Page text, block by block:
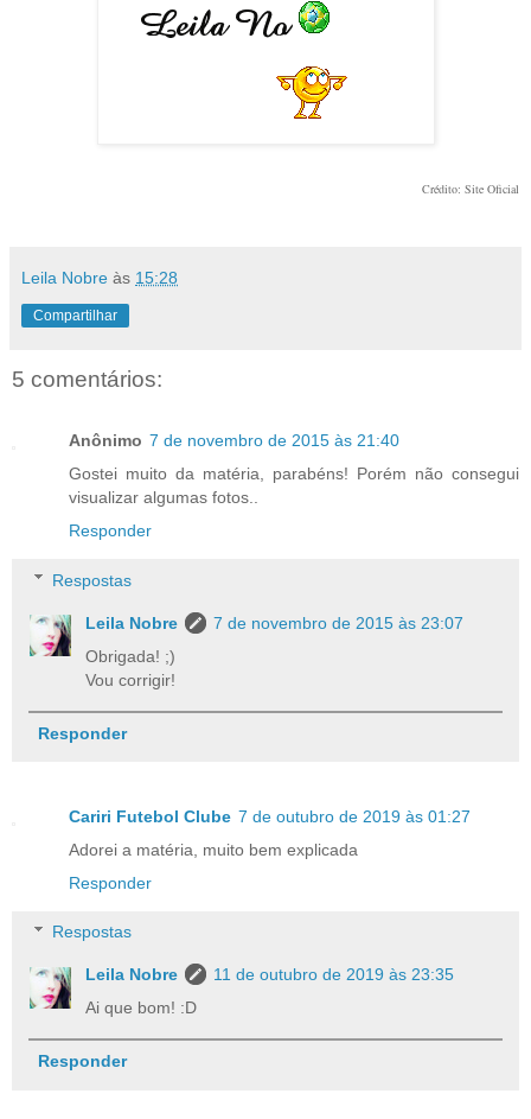
Crédito: Site Oficial
Leila Nobre às 15:28
Compartilhar
5 comentários:
Anônimo 7 de novembro de 2015 às 21:40
Gostei muito da matéria, parabéns! Porém não consegui
visualizar algumas fotos..
Responder
Respostas
Leila Nobre
7 de novembro de 2015 às 23:07
Obrigada! ;)
Vou corrigir!
Responder
Cariri Futebol Clube 7 de outubro de 2019 às 01:27
Adorei a matéria, muito bem explicada
Responder
Respostas
Leila Nobre
11 de outubro de 2019 às 23:35
Ai que bom! :D
Responder